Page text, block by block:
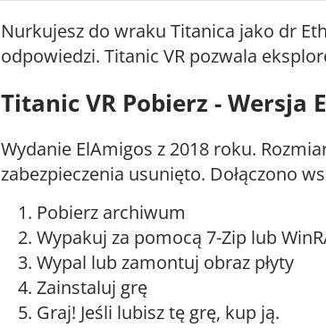
Nurkujesz do wraku Titanica jako dr
odpowiedzi. Titanic VR pozwala
Titanic VR Pobierz - Wersja
Wydanie ElAmigos z 2018 roku.
zabezpieczenia usunięto. Dołączono
Pobierz archiwum
Wypakuj za pomocą 7-Zip lub
Wypal lub zamontuj obraz płyty
Zainstaluj grę
Graj! Jeśli lubisz tę grę, kup ją.